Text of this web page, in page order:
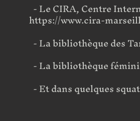
- Le CIRA, Centre
https://www.cira-
- La bibliothèque des
- La bibliothèque
- Et dans quelques